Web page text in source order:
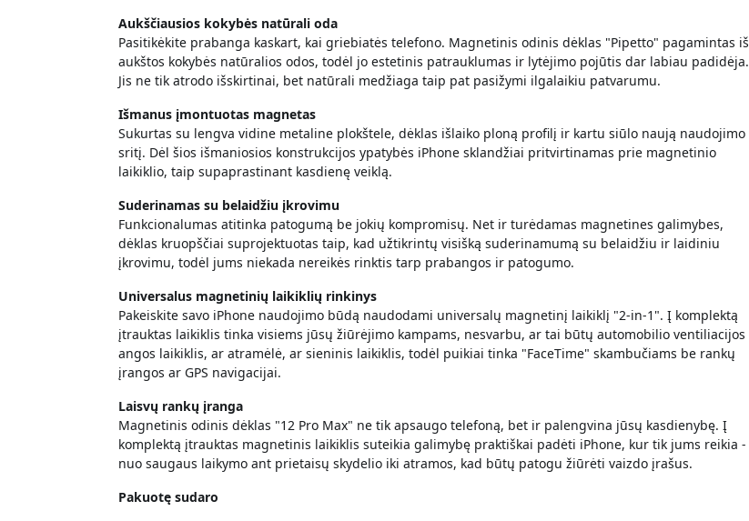
Aukščiausios kokybės natūrali oda
Pasitikėkite prabanga kaskart, kai griebiatės telefono. Magnetinis odinis dėklas "Pipetto" pagamintas iš
aukštos kokybės natūralios odos, todėl jo estetinis patrauklumas ir lytėjimo pojūtis dar labiau padidėja.
Jis ne tik atrodo išskirtinai, bet natūrali medžiaga taip pat pasižymi ilgalaikiu patvarumu.
Išmanus įmontuotas magnetas
Sukurtas su lengva vidine metaline plokštele, dėklas išlaiko ploną profilį ir kartu siūlo naują naudojimo
sritį. Dėl šios išmaniosios konstrukcijos ypatybės iPhone sklandžiai pritvirtinamas prie magnetinio
laikiklio, taip supaprastinant kasdienę veiklą.
Suderinamas su belaidžiu įkrovimu
Funkcionalumas atitinka patogumą be jokių kompromisų. Net ir turėdamas magnetines galimybes,
dėklas kruopščiai suprojektuotas taip, kad užtikrintų visišką suderinamumą su belaidžiu ir laidiniu
įkrovimu, todėl jums niekada nereikės rinktis tarp prabangos ir patogumo.
Universalus magnetinių laikiklių rinkinys
Pakeiskite savo iPhone naudojimo būdą naudodami universalų magnetinį laikiklį "2-in-1". Į komplektą
įtrauktas laikiklis tinka visiems jūsų žiūrėjimo kampams, nesvarbu, ar tai būtų automobilio ventiliacijos
angos laikiklis, ar atramėlė, ar sieninis laikiklis, todėl puikiai tinka "FaceTime" skambučiams be rankų
įrangos ar GPS navigacijai.
Laisvų rankų įranga
Magnetinis odinis dėklas "12 Pro Max" ne tik apsaugo telefoną, bet ir palengvina jūsų kasdienybę. Į
komplektą įtrauktas magnetinis laikiklis suteikia galimybę praktiškai padėti iPhone, kur tik jums reikia -
nuo saugaus laikymo ant prietaisų skydelio iki atramos, kad būtų patogu žiūrėti vaizdo įrašus.
Pakuotę sudaro